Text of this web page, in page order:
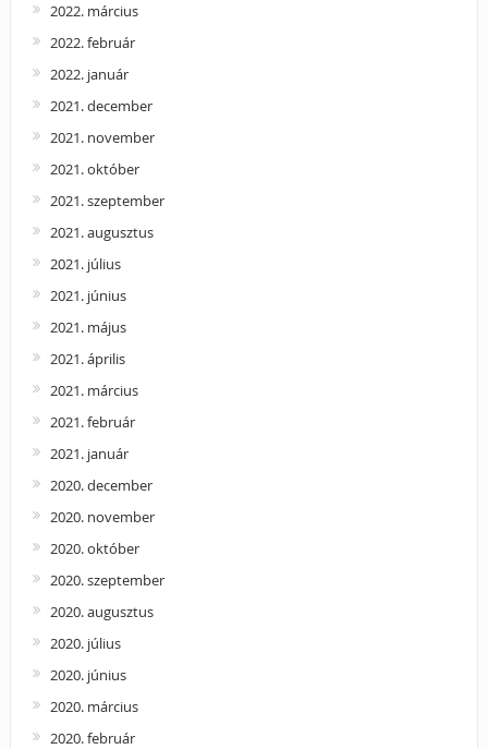
2022. március
2022. február
2022. január
2021. december
2021. november
2021. október
2021. szeptember
2021. augusztus
2021. július
2021. június
2021. május
2021. április
2021. március
2021. február
2021. január
2020. december
2020. november
2020. október
2020. szeptember
2020. augusztus
2020. július
2020. június
2020. március
2020. február